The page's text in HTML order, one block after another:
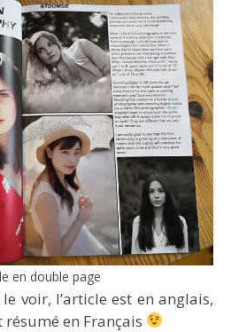
en double page
voir, l’article est en anglais,
en Français